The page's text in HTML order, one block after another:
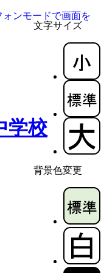
文字サイズ
背景色変更
ォンモードで画面を
学校